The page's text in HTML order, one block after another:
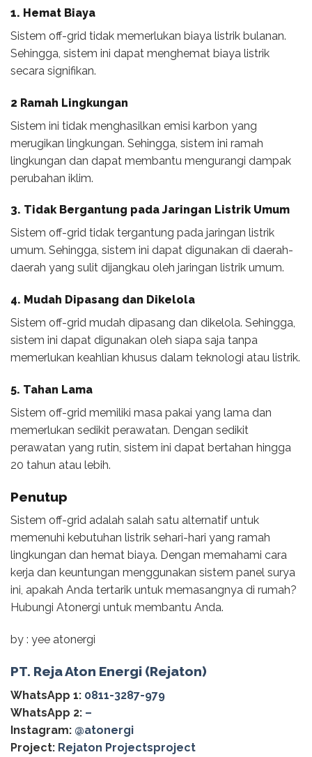
1. Hemat Biaya
Sistem off-grid tidak memerlukan biaya listrik bulanan.
Sehingga, sistem ini dapat menghemat biaya listrik
secara signifikan.
2 Ramah Lingkungan
Sistem ini tidak menghasilkan emisi karbon yang
merugikan lingkungan. Sehingga, sistem ini ramah
lingkungan dan dapat membantu mengurangi dampak
perubahan iklim.
3. Tidak Bergantung pada Jaringan Listrik Umum
Sistem off-grid tidak tergantung pada jaringan listrik
umum. Sehingga, sistem ini dapat digunakan di daerah-
daerah yang sulit dijangkau oleh jaringan listrik umum.
4. Mudah Dipasang dan Dikelola
Sistem off-grid mudah dipasang dan dikelola. Sehingga,
sistem ini dapat digunakan oleh siapa saja tanpa
memerlukan keahlian khusus dalam teknologi atau listrik.
5. Tahan Lama
Sistem off-grid memiliki masa pakai yang lama dan
memerlukan sedikit perawatan. Dengan sedikit
perawatan yang rutin, sistem ini dapat bertahan hingga
20 tahun atau lebih.
Penutup
Sistem off-grid adalah salah satu alternatif untuk
memenuhi kebutuhan listrik sehari-hari yang ramah
lingkungan dan hemat biaya. Dengan memahami cara
kerja dan keuntungan menggunakan sistem panel surya
ini, apakah Anda tertarik untuk memasangnya di rumah?
Hubungi Atonergi untuk membantu Anda.
by : yee atonergi
PT. Reja Aton Energi (Rejaton)
WhatsApp 1: 0811-3287-979
WhatsApp 2: –
Instagram: @‌atonergi
Project: Rejaton Projectsproject